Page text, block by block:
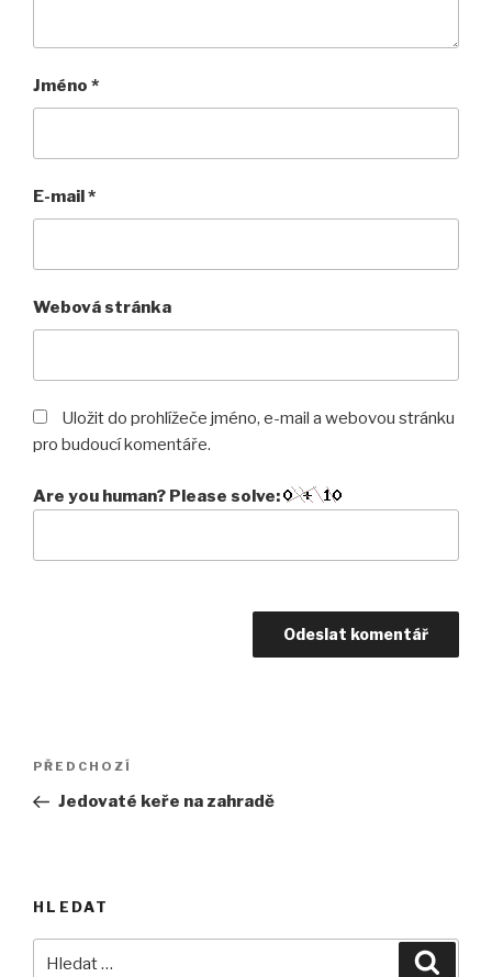
Jméno *
E-mail *
Webová stránka
Uložit do prohlížeče jméno, e-mail a webovou stránku
pro budoucí komentáře.
Are you human? Please solve:
Navigace
příspěvek
Předchozí
příspěvek
PŘEDCHOZÍ
Jedovaté keře na zahradě
HLEDAT